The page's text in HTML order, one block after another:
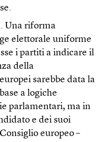
Una riforma
elettorale uniforme
i partiti a indicare il
della
sarebbe data la
a logiche
parlamentari, ma in
e dei suoi
europeo –